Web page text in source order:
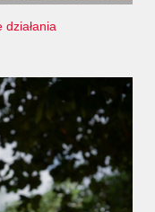
działania